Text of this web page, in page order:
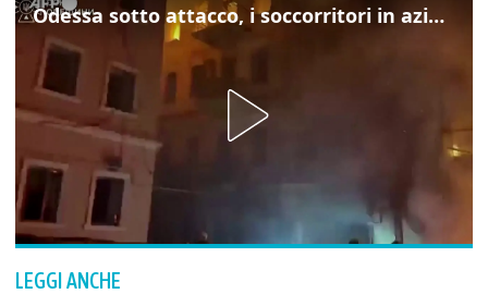
Odessa sotto attacco, i soccorritori in azione
LEGGI ANCHE